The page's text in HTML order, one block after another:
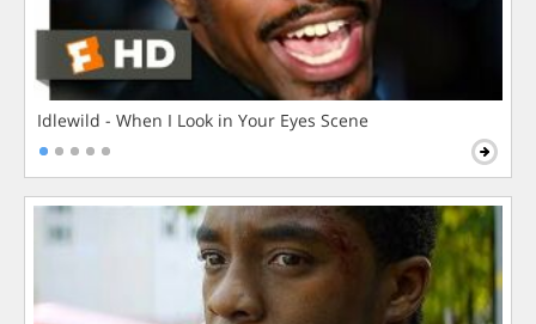
Idlewild - When I Look in Your Eyes Scene